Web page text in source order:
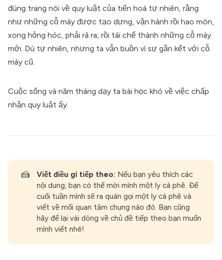
đúng trang nói về quy luật của tiến hoá tự nhiên, rằng
như những cỗ máy được tạo dựng, vận hành rồi hao mòn,
xong hỏng hóc, phải rã ra, rồi tái chế thành những cỗ máy
mới. Dù tự nhiên, nhưng ta vẫn buồn vì sự gắn kết với cỗ
máy cũ.
Cuộc sống và năm tháng dạy ta bài học khó về việc chấp
nhận quy luật ấy.
🍰 Viết điều gì tiếp theo: Nếu bạn yêu thích các
nội dung, bạn có thể mời mình một ly cà phê. Để
cuối tuần mình sẽ ra quán gọi một ly cà phê và
viết về mối quan tâm chung nào đó. Bạn cũng
hãy để lại vài dòng về chủ đề tiếp theo bạn muốn
mình viết nhé!